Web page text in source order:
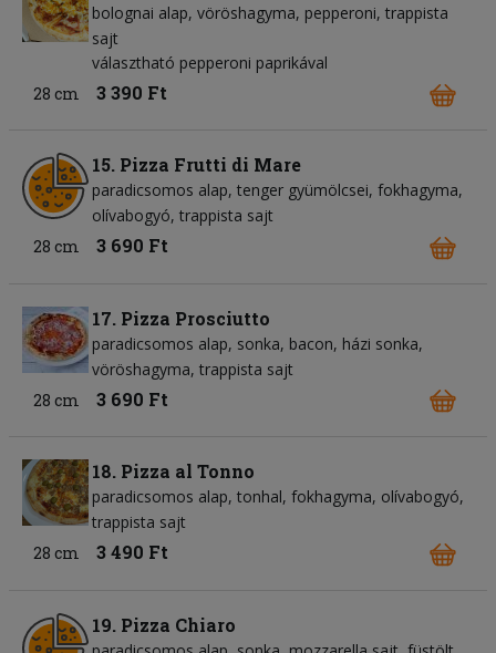
bolognai alap vöröshagyma pepperoni trappista
sajt
választható pepperoni paprikával
28 cm
3 390 Ft
15. Pizza Frutti di Mare
paradicsomos alap tenger gyümölcsei fokhagyma
olívabogyó trappista sajt
28 cm
3 690 Ft
17. Pizza Prosciutto
paradicsomos alap sonka bacon házi sonka
vöröshagyma trappista sajt
28 cm
3 690 Ft
18. Pizza al Tonno
paradicsomos alap tonhal fokhagyma olívabogyó
trappista sajt
28 cm
3 490 Ft
19. Pizza Chiaro